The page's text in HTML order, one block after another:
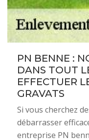
PN BENNE :
DANS TOUT
EFFECTUER
GRAVATS
Si vous cherchez
débarrasser
entreprise PN